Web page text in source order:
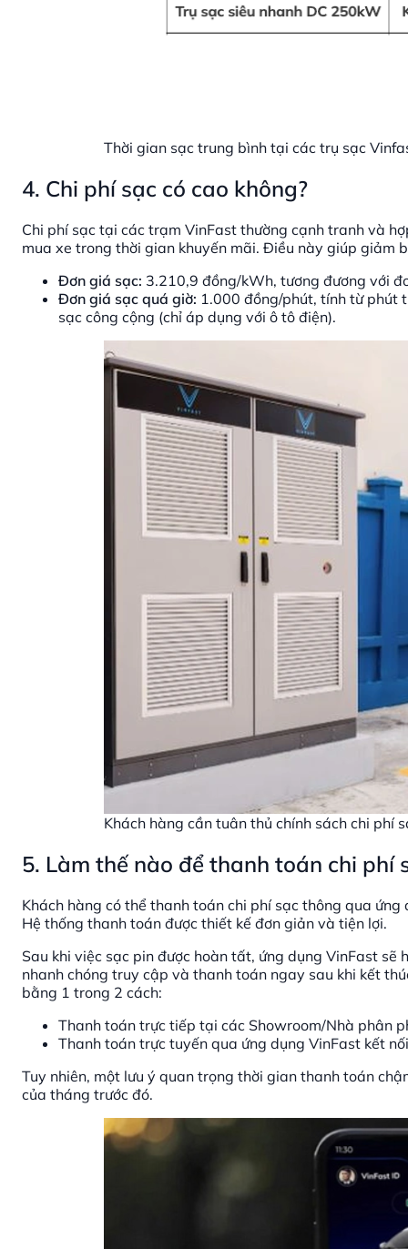
Thời gian sạc trung bình tại các trụ sạc
4. Chi phí sạc có cao không?
Chi phí sạc tại các trạm VinFast thường cạnh tranh và
mua xe trong thời gian khuyến mãi. Điều này giúp giảm
Đơn giá sạc: 3.210,9 đồng/kWh, tương đương với
Đơn giá sạc quá giờ: 1.000 đồng/phút, tính từ phút
sạc công cộng (chỉ áp dụng với ô tô điện).
Khách hàng cần tuân thủ chính sách chi phí
5. Làm thế nào để thanh toán chi phí
Khách hàng có thể thanh toán chi phí sạc thông qua
Hệ thống thanh toán được thiết kế đơn giản và tiện lợi.
Sau khi việc sạc pin được hoàn tất, ứng dụng VinFast
nhanh chóng truy cập và thanh toán ngay sau khi kết
bằng 1 trong 2 cách:
Thanh toán trực tiếp tại các Showroom/Nhà phân
Thanh toán trực tuyến qua ứng dụng VinFast kết
Tuy nhiên, một lưu ý quan trọng thời gian thanh toán
của tháng trước đó.